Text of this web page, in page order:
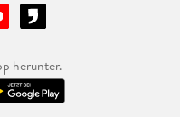
herunter.